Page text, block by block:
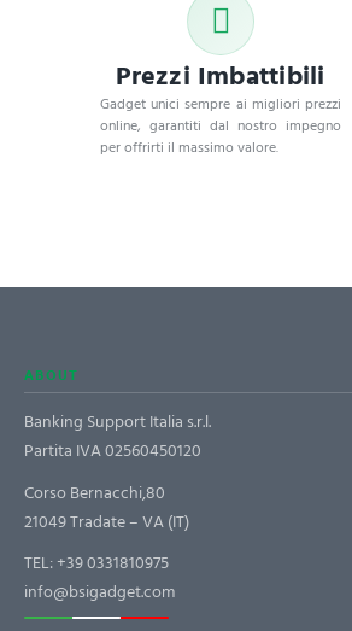
Prezzi Imbattibili
Gadget unici sempre ai migliori prezzi
online, garantiti dal nostro impegno
per offrirti il massimo valore.
ABOUT
Banking Support Italia s.r.l.
Partita IVA 02560450120
Corso Bernacchi,80
21049 Tradate – VA (IT)
TEL:+39 0331810975
info@bsigadget.com